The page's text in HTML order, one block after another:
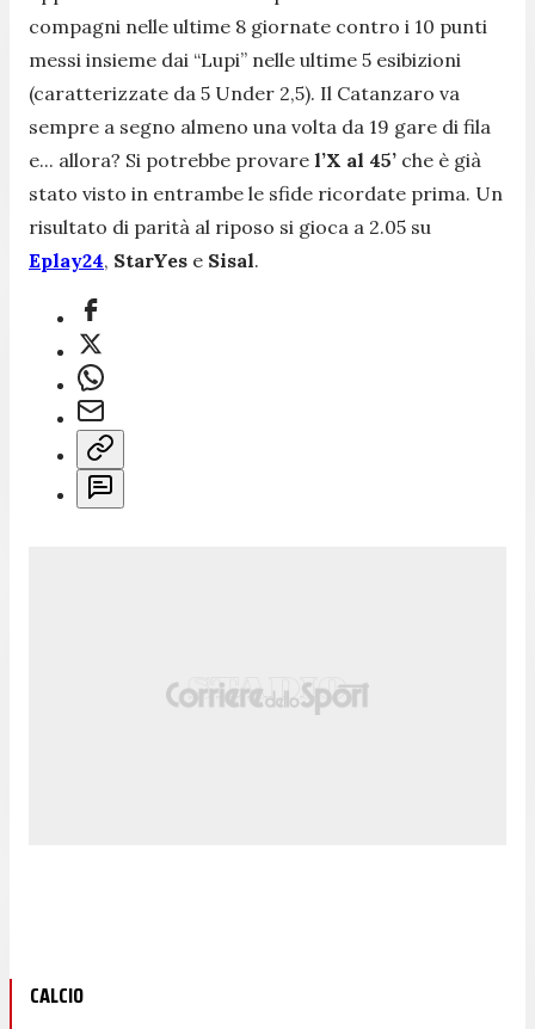
compagni nelle ultime 8 giornate contro i 10 punti
messi insieme dai “Lupi” nelle ultime 5 esibizioni
(caratterizzate da 5 Under 2,5). Il Catanzaro va
sempre a segno almeno una volta da 19 gare di fila
e... allora? Si potrebbe provare l’X al 45’ che è già
stato visto in entrambe le sfide ricordate prima. Un
risultato di parità al riposo si gioca a 2.05 su
Eplay24, StarYes e Sisal.
CALCIO